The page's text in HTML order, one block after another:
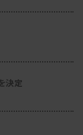
決定